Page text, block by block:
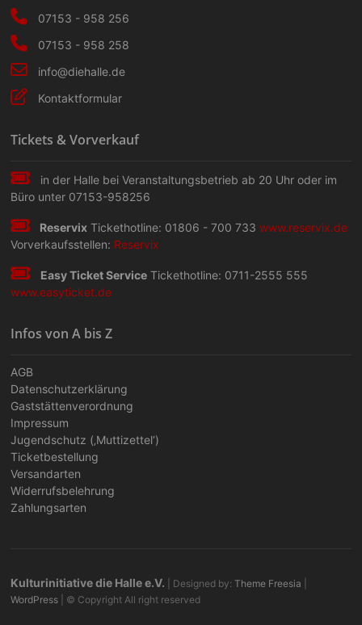
07153 - 958 256
07153 - 958 258
info@diehalle.de
Kontaktformular
Tickets & Vorverkauf
in der Halle bei Veranstaltungs­betrieb ab 20 Uhr oder im
Büro unter 07153-958256
ReservixTickethotline: 01806 - 700 733 www.reservix.de
Vorverkaufsstellen: Reservix
Easy Ticket ServiceTickethotline: 0711-2555 555
www.easyticket.de
Infos von A bis Z
AGB
Datenschutzerklärung
Gaststättenverordnung
Impressum
Jugendschutz (‚Muttizettel‘)
Ticketbestellung
Versandarten
Widerrufsbelehrung
Zahlungsarten
Kulturinitiative die Halle e.V. | Designed by:Theme Freesia
WordPress | © Copyright All right reserved